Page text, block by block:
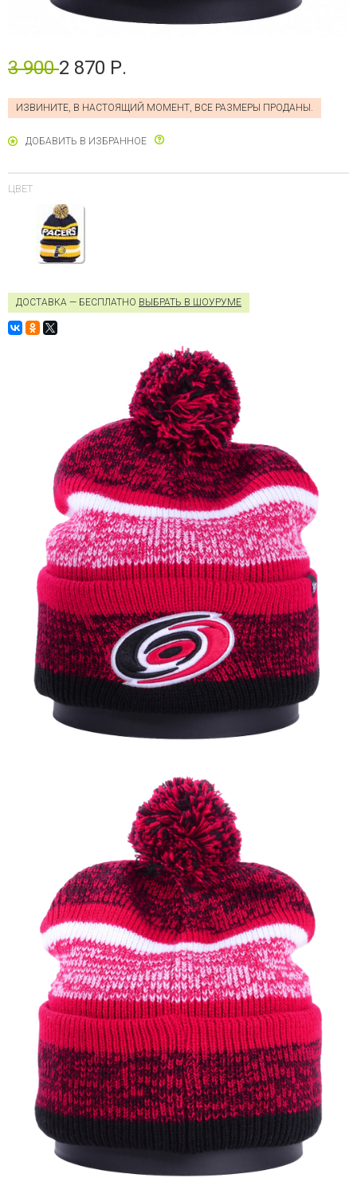
3 9002 870 Р.
ИЗВИНИТЕ, В НАСТОЯЩИЙ МОМЕНТ, ВСЕ РАЗМЕРЫ ПРОДАНЫ.
ДОБАВИТЬ В ИЗБРАННОЕ
ЦВЕТ
ДОСТАВКА — БЕСПЛАТНО ВЫБРАТЬ В ШОУРУМЕ